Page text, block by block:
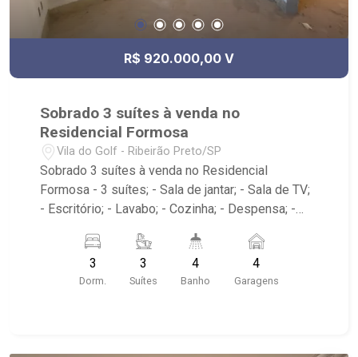
R$ 920.000,00 V
Sobrado 3 suítes à venda no
Residencial Formosa
Vila do Golf - Ribeirão Preto/SP
Sobrado 3 suítes à venda no Residencial
Formosa - 3 suítes; - Sala de jantar; - Sala de TV;
- Escritório; - Lavabo; - Cozinha; - Despensa; -
Sacada; - 4 vagas de garagem; - Condomínio com
portaria 24 horas, piscina, academia, quadra
poliesportiva, playground, área de churrasco e
3
Dorm.
3
Suítes
4
Banho
4
Garagens